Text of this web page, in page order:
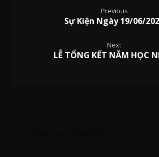
Previous
Sự Kiện Ngày 19/06/
Next
LỄ TỔNG KẾT NĂM HỌC